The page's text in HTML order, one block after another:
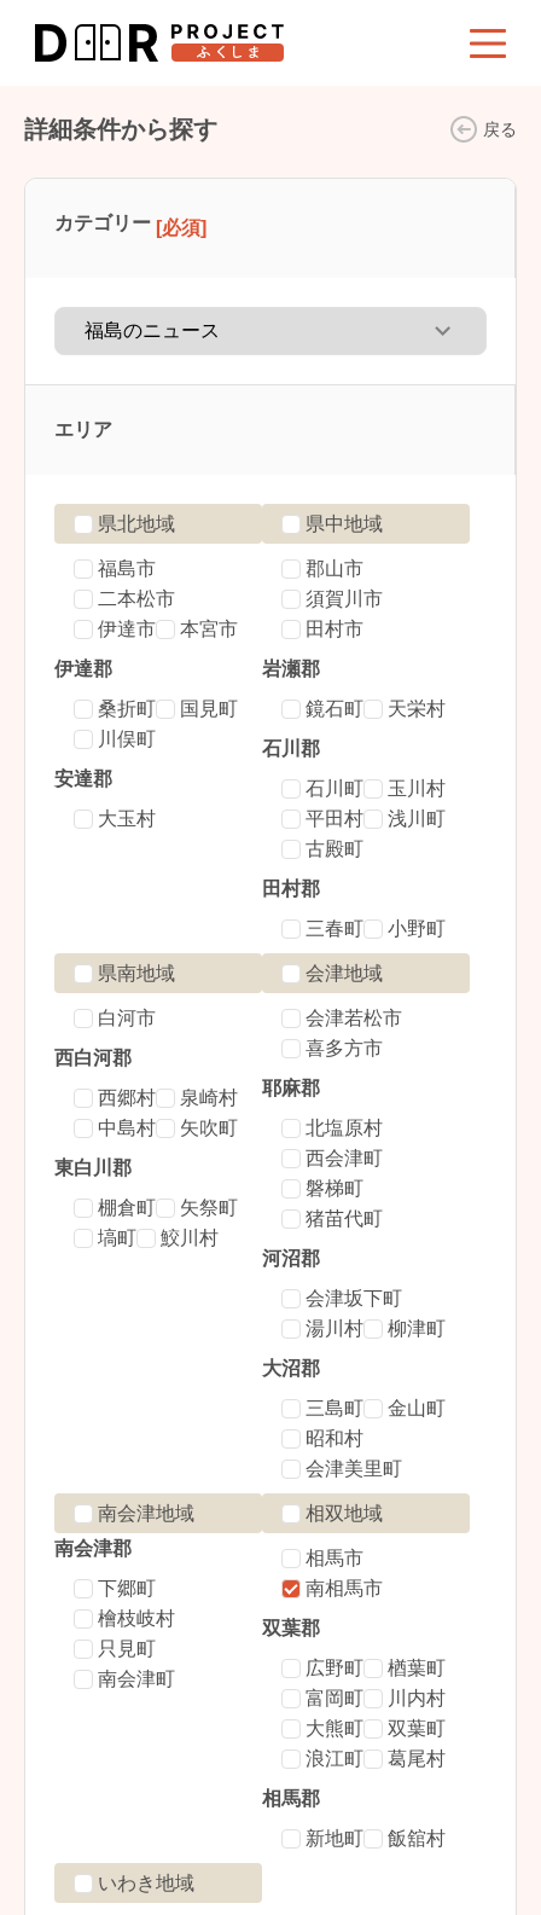
詳細条件から探す 戻る
カテゴリー [必須]
エリア
県北地域
福島市
二本松市
伊達市
本宮市
伊達郡
桑折町
国見町
川俣町
安達郡
大玉村
県中地域
郡山市
須賀川市
田村市
岩瀬郡
鏡石町
天栄村
石川郡
石川町
玉川村
平田村
浅川町
古殿町
田村郡
三春町
小野町
県南地域
白河市
西白河郡
西郷村
泉崎村
中島村
矢吹町
東白川郡
棚倉町
矢祭町
塙町
鮫川村
会津地域
会津若松市
喜多方市
耶麻郡
北塩原村
西会津町
磐梯町
猪苗代町
河沼郡
会津坂下町
湯川村
柳津町
大沼郡
三島町
金山町
昭和村
会津美里町
南会津地域
南会津郡
下郷町
檜枝岐村
只見町
南会津町
相双地域
相馬市
南相馬市
双葉郡
広野町
楢葉町
富岡町
川内村
大熊町
双葉町
浪江町
葛尾村
相馬郡
新地町
飯舘村
いわき地域